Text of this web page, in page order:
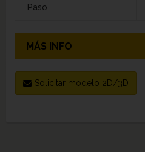
Paso
MÁS INFO
Solicitar modelo 2D/3D